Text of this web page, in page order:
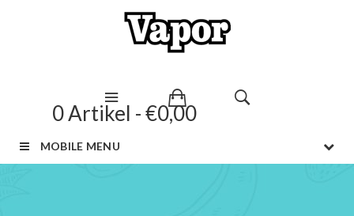
0 Artikel - €0,00
MOBILE MENU